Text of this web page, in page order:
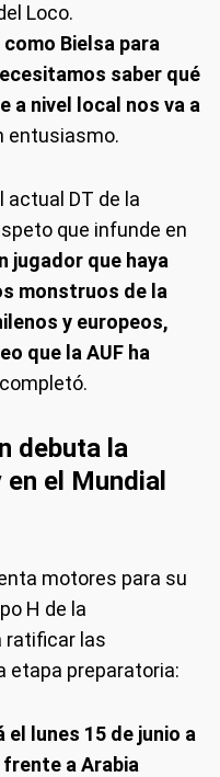
Loco.
Bielsa para
saber qué
a nivel local nos va a
entusiasmo.
actual DT de la
que infunde en
jugador que haya
monstruos de la
y europeos,
que la AUF ha
debuta la
el Mundial
motores para su
H de la
ratificar las
etapa preparatoria:
lunes 15 de junio a
a Arabia